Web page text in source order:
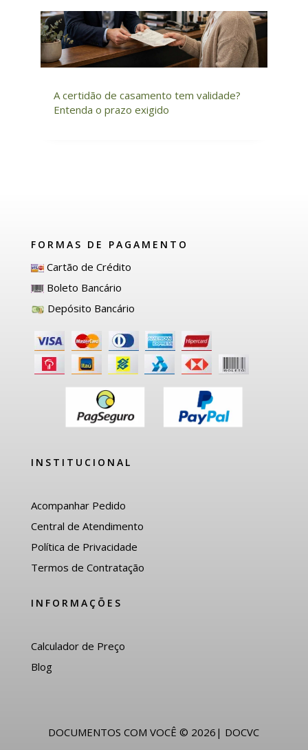
A certidão de casamento tem validade?
Entenda o prazo exigido
FORMAS DE PAGAMENTO
Cartão de Crédito
Boleto Bancário
Depósito Bancário
INSTITUCIONAL
Acompanhar Pedido
Central de Atendimento
Política de Privacidade
Termos de Contratação
INFORMAÇÕES
Calculador de Preço
Blog
DOCUMENTOS COM VOCÊ © 2026| DOCVC